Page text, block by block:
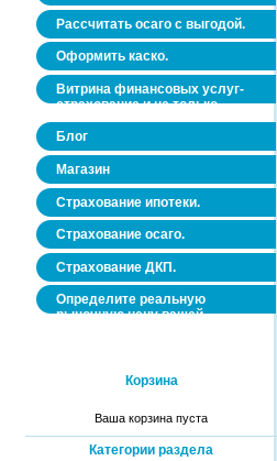
Рассчитать осаго с выгодой.
Оформить каско.
Витрина финансовых услуг-
страхование и не только.
Блог
Магазин
Страхование ипотеки.
Страхование осаго.
Страхование ДКП.
Определите реальную
рыночную цену вашей
Корзина
Ваша корзина пуста
Категории раздела